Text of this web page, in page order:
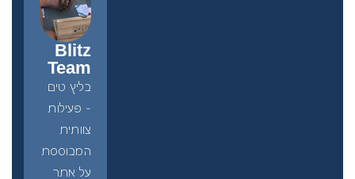
Blitz
Team
בליץ טים
– פעילות
צוותית
המבוססת
על אתר